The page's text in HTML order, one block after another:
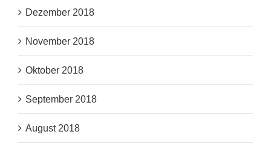
Dezember 2018
November 2018
Oktober 2018
September 2018
August 2018